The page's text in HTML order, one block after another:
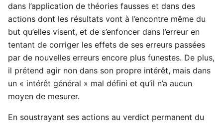
dans l’application de théories fausses et dans des
actions dont les résultats vont à l’encontre même du
but qu’elles visent, et de s’enfoncer dans l’erreur en
tentant de corriger les effets de ses erreurs passées
par de nouvelles erreurs encore plus funestes. De plus,
il prétend agir non dans son propre intérêt, mais dans
un « intérêt général » mal défini et qu’il n’a aucun
moyen de mesurer.
En soustrayant ses actions au verdict permanent du